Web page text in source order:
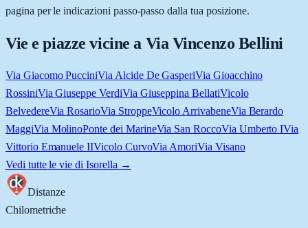
pagina per le indicazioni passo-passo dalla tua posizione.
Vie e piazze vicine a Via Vincenzo Bellini
Via Giacomo PucciniVia Alcide De GasperiVia Gioacchino
RossiniVia Giuseppe VerdiVia Giuseppina BellatiVicolo
BelvedereVia RosarioVia StroppeVicolo ArrivabeneVia Berardo
MaggiVia MolinoPonte dei MarineVia San RoccoVia Umberto IVia
Vittorio Emanuele IIVicolo CurvoVia AmoriVia Visano
Vedi tutte le vie di Isorella →
Distanze
Chilometriche